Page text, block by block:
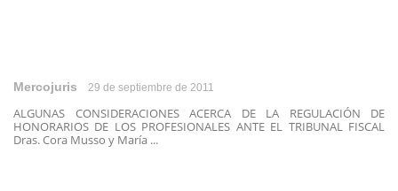
Mercojuris 29 de septiembre de 2011
ALGUNAS CONSIDERACIONES ACERCA DE LA REGULACIÓN DE
HONORARIOS DE LOS PROFESIONALES ANTE EL TRIBUNAL FISCAL
Dras. Cora Musso y María ...